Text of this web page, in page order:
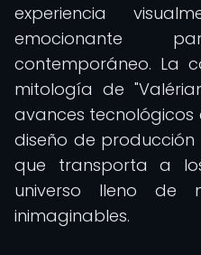
experiencia
emocionante
contemporáneo. La
mitología de
avances tecnológicos
diseño de
que transporta a
universo lleno de
inimaginables.